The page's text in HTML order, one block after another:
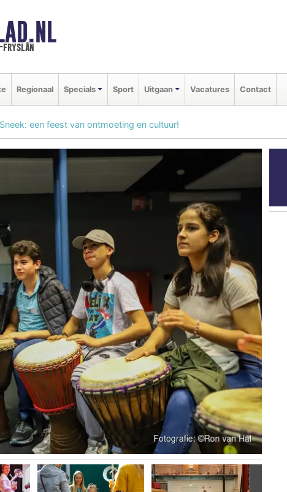
fryslân
Regionaal Specials Sport Uitgaan Vacatures Contact
een feest van ontmoeting en cultuur!